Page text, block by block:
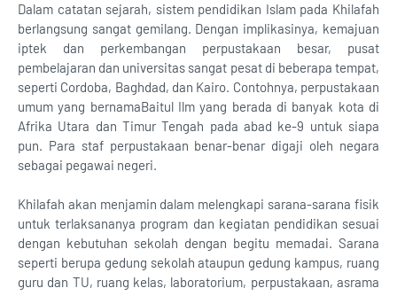
Dalam catatan sejarah, sistem pendidikan Islam pada Khilafah
berlangsung sangat gemilang. Dengan implikasinya, kemajuan
iptek dan perkembangan perpustakaan besar, pusat
pembelajaran dan universitas sangat pesat di beberapa tempat,
seperti Cordoba, Baghdad, dan Kairo. Contohnya, perpustakaan
umum yang bernamaBaitul Ilm yang berada di banyak kota di
Afrika Utara dan Timur Tengah pada abad ke-9 untuk siapa
pun. Para staf perpustakaan benar-benar digaji oleh negara
sebagai pegawai negeri.
Khilafah akan menjamin dalam melengkapi sarana-sarana fisik
untuk terlaksananya program dan kegiatan pendidikan sesuai
dengan kebutuhan sekolah dengan begitu memadai. Sarana
seperti berupa gedung sekolah ataupun gedung kampus, ruang
guru dan TU, ruang kelas, laboratorium, perpustakaan, asrama